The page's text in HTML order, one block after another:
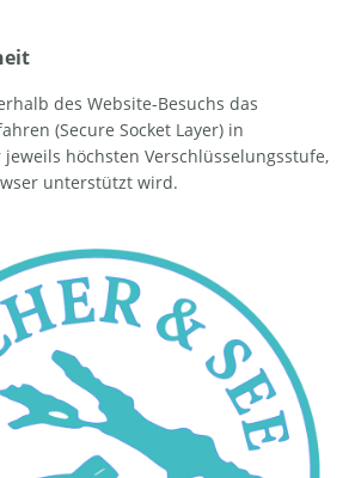
des Website-Besuchs das
(Secure Socket Layer) in
höchsten Verschlüsselungsstufe,
unterstützt wird.